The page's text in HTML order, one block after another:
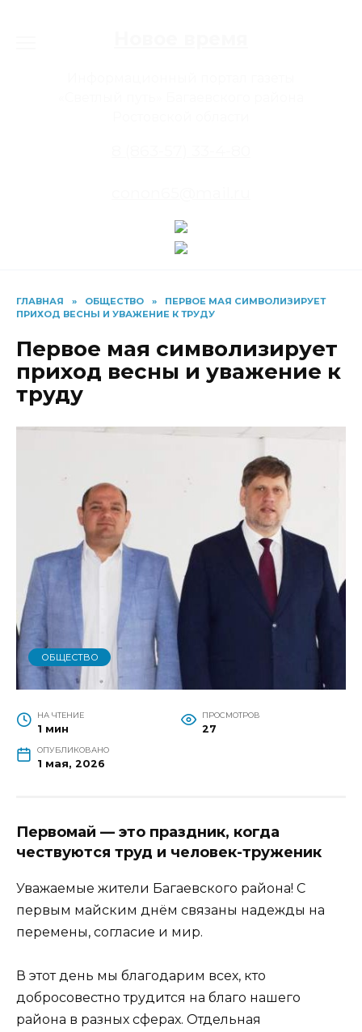
ГЛАВНАЯ » ОБЩЕСТВО »
ПЕРВОЕ МАЯ СИМВОЛИЗИРУЕТ
ПРИХОД ВЕСНЫ И УВАЖЕНИЕ К ТРУДУ
Первое мая символизирует
приход весны и уважение к
труду
ОБЩЕСТВО
НА ЧТЕНИЕ
1 мин
ПРОСМОТРОВ
27
ОПУБЛИКОВАНО
1 мая, 2026
Первомай — это праздник, когда
чествуются труд и человек-труженик
Уважаемые жители Багаевского района! С
первым майским днём связаны надежды на
перемены, согласие и мир.
В этот день мы благодарим всех, кто
добросовестно трудится на благо нашего
района в разных сферах. Отдельная